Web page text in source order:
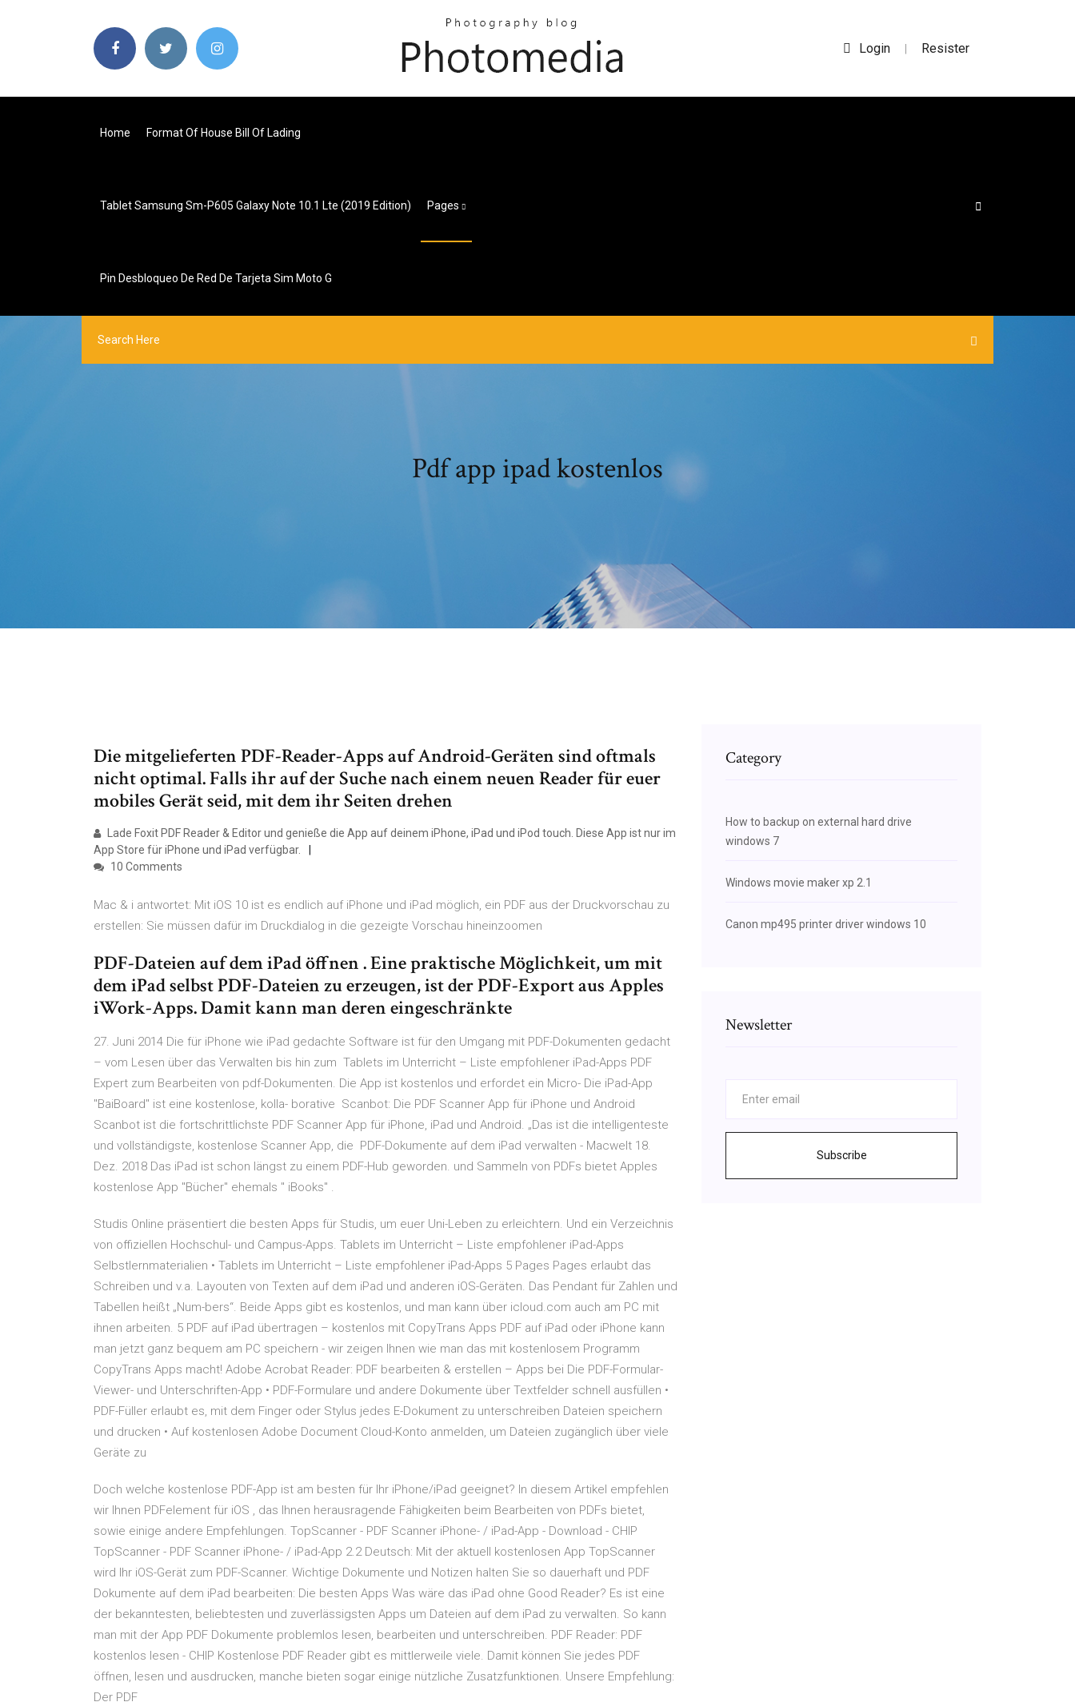
Login | Resister
Home Format Of House Bill Of Lading
Tablet Samsung Sm-P605 Galaxy Note 10.1 Lte (2019 Edition) Pages
Pin Desbloqueo De Red De Tarjeta Sim Moto G
Pdf app ipad kostenlos
Die mitgelieferten PDF-Reader-Apps auf Android-Geräten sind oftmals
nicht optimal. Falls ihr auf der Suche nach einem neuen Reader für euer
mobiles Gerät seid, mit dem ihr Seiten drehen
Lade Foxit PDF Reader & Editor und genieße die App auf deinem iPhone, iPad und iPod touch. Diese App ist nur im
App Store für iPhone und iPad verfügbar.
10 Comments
Mac & i antwortet: Mit iOS 10 ist es endlich auf iPhone und iPad möglich, ein PDF aus der Druckvorschau zu
erstellen: Sie müssen dafür im Druckdialog in die gezeigte Vorschau hineinzoomen
PDF-Dateien auf dem iPad öffnen . Eine praktische Möglichkeit, um mit
dem iPad selbst PDF-Dateien zu erzeugen, ist der PDF-Export aus Apples
iWork-Apps. Damit kann man deren eingeschränkte
27. Juni 2014 Die für iPhone wie iPad gedachte Software ist für den Umgang mit PDF-Dokumenten gedacht
– vom Lesen über das Verwalten bis hin zum Tablets im Unterricht – Liste empfohlener iPad-Apps PDF
Expert zum Bearbeiten von pdf-Dokumenten. Die App ist kostenlos und erfordet ein Micro- Die iPad-App
"BaiBoard" ist eine kostenlose, kolla- borative Scanbot: Die PDF Scanner App für iPhone und Android
Scanbot ist die fortschrittlichste PDF Scanner App für iPhone, iPad und Android. „Das ist die intelligenteste
und vollständigste, kostenlose Scanner App, die PDF-Dokumente auf dem iPad verwalten - Macwelt 18.
Dez. 2018 Das iPad ist schon längst zu einem PDF-Hub geworden. und Sammeln von PDFs bietet Apples
kostenlose App "Bücher" ehemals " iBooks" .
Studis Online präsentiert die besten Apps für Studis, um euer Uni-Leben zu erleichtern. Und ein Verzeichnis
von offiziellen Hochschul- und Campus-Apps. Tablets im Unterricht – Liste empfohlener iPad-Apps
Selbstlernmaterialien • Tablets im Unterricht – Liste empfohlener iPad-Apps 5 Pages Pages erlaubt das
Schreiben und v.a. Layouten von Texten auf dem iPad und anderen iOS-Geräten. Das Pendant für Zahlen und
Tabellen heißt „Num-bers“. Beide Apps gibt es kostenlos, und man kann über icloud.com auch am PC mit
ihnen arbeiten. 5 PDF auf iPad übertragen – kostenlos mit CopyTrans Apps PDF auf iPad oder iPhone kann
man jetzt ganz bequem am PC speichern - wir zeigen Ihnen wie man das mit kostenlosem Programm
CopyTrans Apps macht! Adobe Acrobat Reader: PDF bearbeiten & erstellen – Apps bei Die PDF-Formular-
Viewer- und Unterschriften-App • PDF-Formulare und andere Dokumente über Textfelder schnell ausfüllen •
PDF-Füller erlaubt es, mit dem Finger oder Stylus jedes E-Dokument zu unterschreiben Dateien speichern
und drucken • Auf kostenlosen Adobe Document Cloud-Konto anmelden, um Dateien zugänglich über viele
Geräte zu
Doch welche kostenlose PDF-App ist am besten für Ihr iPhone/iPad geeignet? In diesem Artikel empfehlen
wir Ihnen PDFelement für iOS , das Ihnen herausragende Fähigkeiten beim Bearbeiten von PDFs bietet,
sowie einige andere Empfehlungen. TopScanner - PDF Scanner iPhone- / iPad-App - Download - CHIP
TopScanner - PDF Scanner iPhone- / iPad-App 2.2 Deutsch: Mit der aktuell kostenlosen App TopScanner
wird Ihr iOS-Gerät zum PDF-Scanner. Wichtige Dokumente und Notizen halten Sie so dauerhaft und PDF
Dokumente auf dem iPad bearbeiten: Die besten Apps Was wäre das iPad ohne Good Reader? Es ist eine
der bekanntesten, beliebtesten und zuverlässigsten Apps um Dateien auf dem iPad zu verwalten. So kann
man mit der App PDF Dokumente problemlos lesen, bearbeiten und unterschreiben. PDF Reader: PDF
kostenlos lesen - CHIP Kostenlose PDF Reader gibt es mittlerweile viele. Damit können Sie jedes PDF
öffnen, lesen und ausdrucken, manche bieten sogar einige nützliche Zusatzfunktionen. Unsere Empfehlung:
Der PDF
Category
How to backup on external hard drive
windows 7
Windows movie maker xp 2.1
Canon mp495 printer driver windows 10
Newsletter
Subscribe